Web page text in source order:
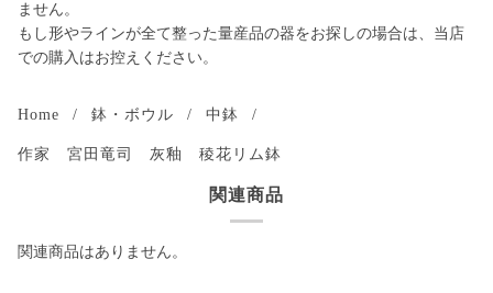
ません。
もし形やラインが全て整った量産品の器をお探しの場合は、当店
での購入はお控えください。
Home / 鉢・ボウル / 中鉢 /
作家 宮田竜司 灰釉 稜花リム鉢
関連商品
関連商品はありません。